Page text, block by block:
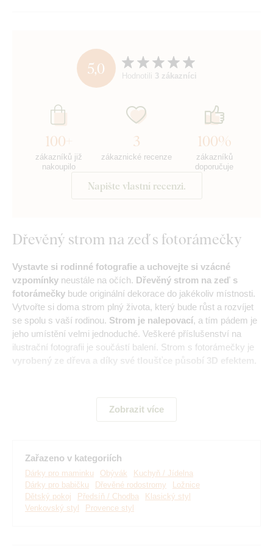
5,0 Hodnotili 3 zákazníci
100+
zákazníků již
nakoupilo
3
zákaznické recenze
100%
zákazníků
doporučuje
Napište vlastní recenzi.
Dřevěný strom na zeď s fotorámečky
Vystavte si rodinné fotografie a uchovejte si vzácné
vzpomínky neustále na očích. Dřevěný strom na zeď s
fotorámečky bude originální dekorace do jakékoliv místnosti.
Vytvořte si doma strom plný života, který bude růst a rozvíjet
se spolu s vaší rodinou. Strom je nalepovací, a tím pádem je
jeho umístění velmi jednoduché. Veškeré příslušenství na
ilustrační fotografii je součástí balení. Strom s fotorámečky je
vyrobený ze dřeva a díky své tloušťce působí 3D efektem.
Hlavní výhody produktu:
Na výběr mnoho dekorů
V nabídce dvě velikosti
Díky tloušťce vytváří 3D efekt
Zobrazit více
Zařazeno v kategoriích
Dárky pro maminku Obývák
Kuchyň / Jídelna
Dárky pro babičku
Dřevěné rodostromy
Ložnice
Dětský pokoj
Předsíň / Chodba
Klasický styl
Venkovský styl
Provence styl